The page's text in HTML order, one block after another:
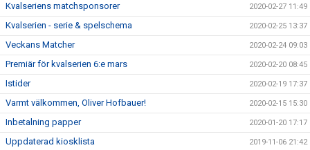
Kvalseriens matchsponsorer 2020-02-27 11:49
Kvalserien - serie & spelschema 2020-02-25 13:37
Veckans Matcher 2020-02-24 09:03
Premiär för kvalserien 6:e mars 2020-02-20 08:45
Istider 2020-02-19 17:37
Varmt välkommen, Oliver Hofbauer! 2020-02-15 15:30
Inbetalning papper 2020-01-20 17:17
Uppdaterad kiosklista 2019-11-06 21:42